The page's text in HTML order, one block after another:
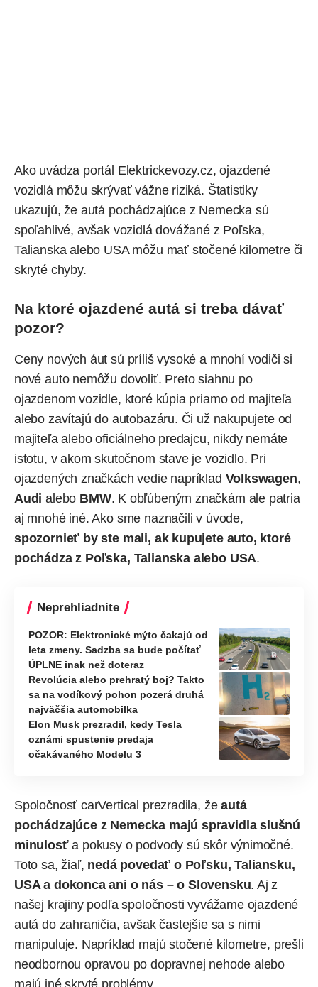
Ako uvádza portál Elektrickevozy.cz,ojazdené
vozidlámôžu skrývať vážne riziká. Štatistiky
ukazujú, že autá pochádzajúce z Nemecka sú
spoľahlivé, avšak vozidlá dovážané z Poľska,
Talianska alebo USA môžu mať stočené kilometre či
skryté chyby.
Na ktoré ojazdené autá si treba dávať
pozor?
Ceny nových áut sú príliš vysoké a mnohí vodiči si
nové auto nemôžu dovoliť. Preto siahnu po
ojazdenom vozidle, ktoré kúpia priamo od majiteľa
alebo zavítajú do autobazáru. Či už nakupujete od
majiteľa alebo oficiálneho predajcu, nikdy nemáte
istotu, v akom skutočnom stave je vozidlo. Pri
ojazdených značkách vedie napríklad Volkswagen,
Audi alebo BMW. K obľúbeným značkám ale patria
aj mnohé iné. Ako sme naznačili v úvode,
spozornieť by ste mali, ak kupujete auto, ktoré
pochádza z Poľska, Talianska alebo USA.
Neprehliadnite
POZOR: Elektronické mýto čakajú od
leta zmeny. Sadzba sa bude počítať
ÚPLNE inak než doteraz
Revolúcia alebo prehratý boj? Takto
sa na vodíkový pohon pozerá druhá
najväčšia automobilka
Elon Musk prezradil, kedy Tesla
oznámi spustenie predaja
očakávaného Modelu 3
Spoločnosť carVertical prezradila, žeautá
pochádzajúce z Nemecka majú spravidla slušnú
minulosťa pokusy o podvody sú skôr výnimočné.
Toto sa, žiaľ, nedá povedať o Poľsku, Taliansku,
USA a dokonca ani o nás – o Slovensku. Aj z
našej krajiny podľa spoločnosti vyvážame ojazdené
autá do zahraničia, avšak častejšie sa s nimi
manipuluje. Napríklad majú stočené kilometre, prešli
neodbornou opravou po dopravnej nehode alebo
majú iné skryté problémy.